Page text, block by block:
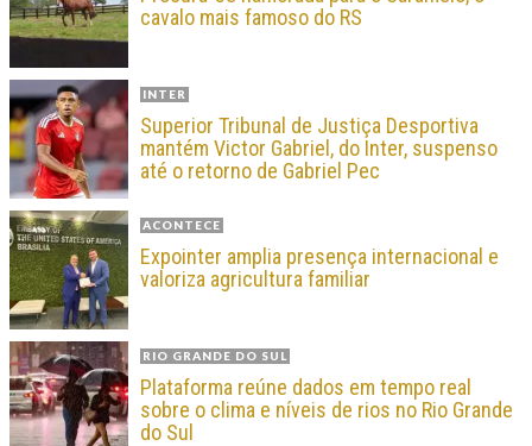
cavalo mais famoso do RS
INTER
Superior Tribunal de Justiça Desportiva
mantém Victor Gabriel, do Inter, suspenso
até o retorno de Gabriel Pec
ACONTECE
Expointer amplia presença internacional e
valoriza agricultura familiar
RIO GRANDE DO SUL
Plataforma reúne dados em tempo real
sobre o clima e níveis de rios no Rio Grande
do Sul